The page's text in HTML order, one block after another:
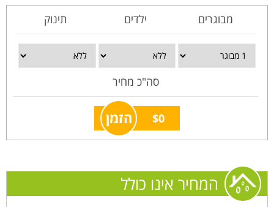
מבוגרים ילדים תינוק
סה"כ מחיר
$0 הזמן
המחיר אינו כולל